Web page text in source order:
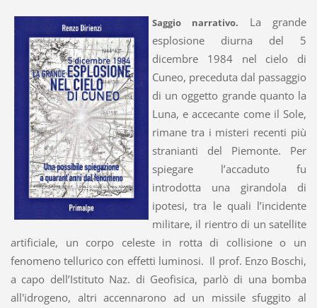
Saggio narrativo. La grande
esplosione diurna del 5
dicembre 1984 nel cielo di
Cuneo, preceduta dal passaggio
di un oggetto grande quanto la
Luna, e accecante come il Sole,
rimane tra i misteri recenti più
stranianti del Piemonte. Per
spiegare l’accaduto fu
introdotta una girandola di
ipotesi, tra le quali l’incidente
militare, il rientro di un satellite
artificiale, un corpo celeste in rotta di collisione o un
fenomeno tellurico con effetti luminosi. Il prof. Enzo Boschi,
a capo dell’Istituto Naz. di Geofisica, parlò di una bomba
all'idrogeno, altri accennarono ad un missile sfuggito al